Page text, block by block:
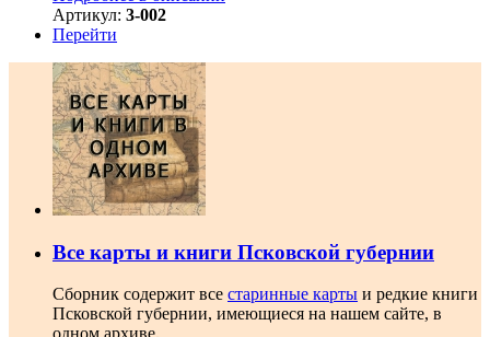
Артикул: 3-002
Перейти
Все карты и книги Псковской губернии
Сборник содержит все старинные карты и редкие книги
Псковской губернии, имеющиеся на нашем сайте, в